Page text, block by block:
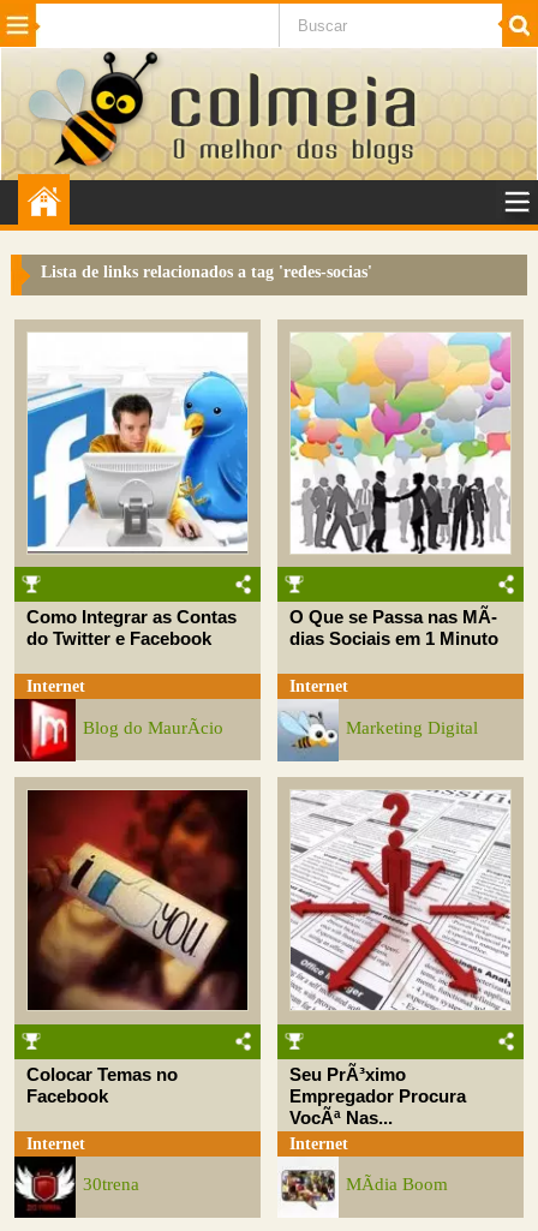
Beleza Cinema e TV
Internet Jogos NotÃ­cias SaÃºde
VeÃ­culos Adulto
Sugerir Link
Perguntas Frequentes
Sobre
Contato
Lista de links relacionados a tag 'redes-socias'
Como Integrar as Contas
do Twitter e Facebook
Internet
Blog do MaurÃ­cio
O Que se Passa nas MÃ­
dias Sociais em 1 Minuto
Internet
Marketing Digital
Colocar Temas no
Facebook
Internet
30trena
Seu PrÃ³ximo
Empregador Procura
VocÃª Nas...
Internet
MÃ­dia Boom